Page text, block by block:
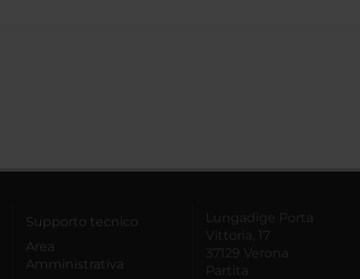
Supporto tecnico
Area
Amministrativa
Lungadige Porta
Vittoria, 17
37129 Verona
Partita